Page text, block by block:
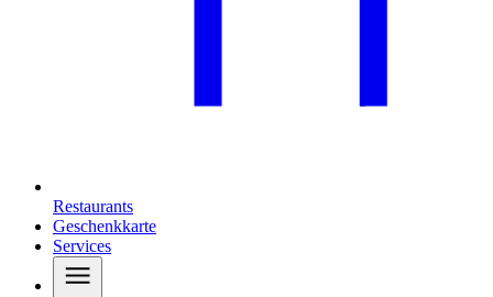
Restaurants
Geschenkkarte
Services